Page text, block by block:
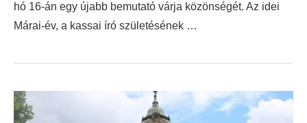
hó 16-án egy újabb bemutató várja közönségét. Az idei
Márai-év, a kassai író születésének …